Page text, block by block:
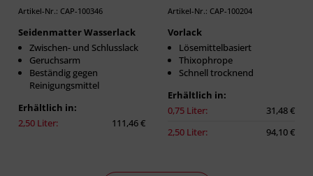
Artikel-Nr.: CAP-100346
Seidenmatter Wasserlack
Zwischen- und Schlusslack
Geruchsarm
Beständig gegen
Reinigungsmittel
Erhältlich in:
2,50 Liter:
111,46 €
Artikel-Nr.: CAP-100204
Vorlack
Lösemittelbasiert
Thixophrope
Schnell trocknend
Erhältlich in:
0,75 Liter:
31,48 €
2,50 Liter:
94,10 €